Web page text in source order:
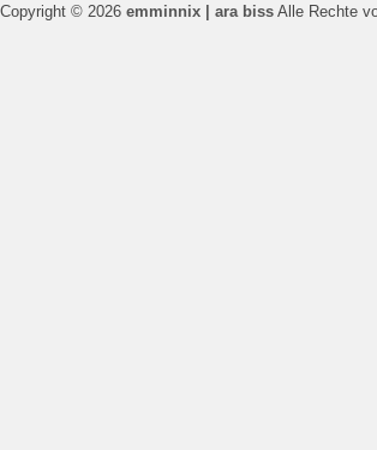
Copyright © 2026 emminnix | ara biss Alle Rechte